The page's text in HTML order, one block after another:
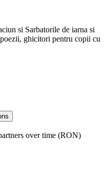
si Sarbatorile de iarna si
ghicitori pentru copii cu
over time (RON)